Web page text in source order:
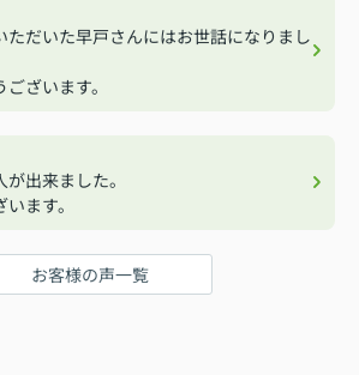
ただいた早戸さんにはお世話になりまし
ざいます。
出来ました。
ます。
お客様の声一覧